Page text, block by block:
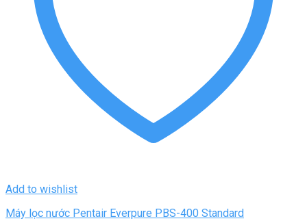
Add to wishlist
Máy lọc nước Pentair Everpure PBS-400 Standard